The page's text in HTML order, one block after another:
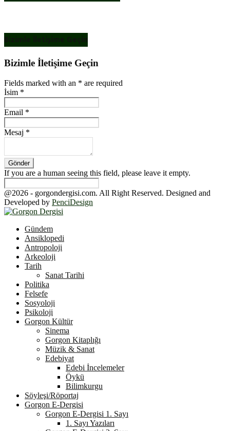
Bizimle İletişime Geçin
Bizimle İletişime Geçin
Fields marked with an * are required
İsim *
Email *
Mesaj *
If you are a human seeing this field, please leave it empty.
@2026 - gorgondergisi.com. All Right Reserved. Designed and
Developed by PenciDesign
Gündem
Ansiklopedi
Antropoloji
Arkeoloji
Tarih
Sanat Tarihi
Politika
Felsefe
Sosyoloji
Psikoloji
Gorgon Kültür
Sinema
Gorgon Kitaplığı
Müzik & Sanat
Edebiyat
Edebi İncelemeler
Öykü
Bilimkurgu
Söyleşi/Röportaj
Gorgon E-Dergisi
Gorgon E-Dergisi 1. Sayı
1. Sayı Yazıları